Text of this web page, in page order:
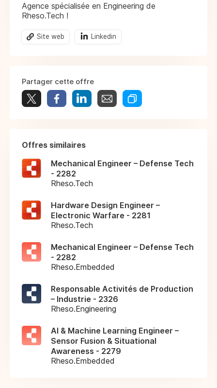
Agence spécialisée en Engineering de
Rheso.Tech !
Site web Linkedin
Partager cette offre
Offres similaires
Mechanical Engineer – Defense Tech
- 2282
Rheso.Tech
Hardware Design Engineer –
Electronic Warfare - 2281
Rheso.Tech
Mechanical Engineer – Defense Tech
- 2282
Rheso.Embedded
Responsable Activités de Production
– Industrie - 2326
Rheso.Engineering
AI & Machine Learning Engineer –
Sensor Fusion & Situational
Awareness - 2279
Rheso.Embedded